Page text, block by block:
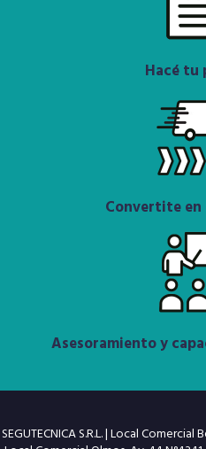
Hacé tu
Convertite
Asesoramiento y
SEGUTECNICA S.R.L. | Local